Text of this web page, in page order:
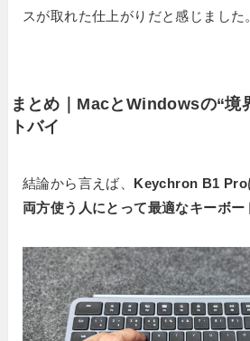
スが取れた仕上がりだと感じました
まとめ｜MacとWindowsの“境
トバイ
結論から言えば、 Keychron B1
両方使う人にとって最適なキーボー